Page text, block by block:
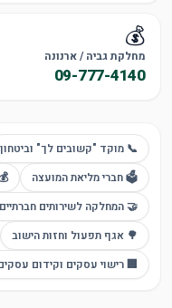
💰
מחלקת גביה / ארנונה
09-777-4140
📞 מוקד "קשובים לך" וביטחון
🗳️ חברי מליאת המועצה
🤝 המחלקה לשירותים חברתיים
🌳 אגף תפעול וחזות הישוב
🏢 רישוי עסקים וקידום